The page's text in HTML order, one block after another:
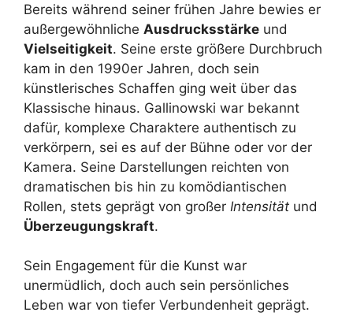
Bereits während seiner frühen Jahre bewies er
außergewöhnliche Ausdrucksstärke und
Vielseitigkeit. Seine erste größere Durchbruch
kam in den 1990er Jahren, doch sein
künstlerisches Schaffen ging weit über das
Klassische hinaus. Gallinowski war bekannt
dafür, komplexe Charaktere authentisch zu
verkörpern, sei es auf der Bühne oder vor der
Kamera. Seine Darstellungen reichten von
dramatischen bis hin zu komödiantischen
Rollen, stets geprägt von großer Intensität und
Überzeugungskraft.
Sein Engagement für die Kunst war
unermüdlich, doch auch sein persönliches
Leben war von tiefer Verbundenheit geprägt.